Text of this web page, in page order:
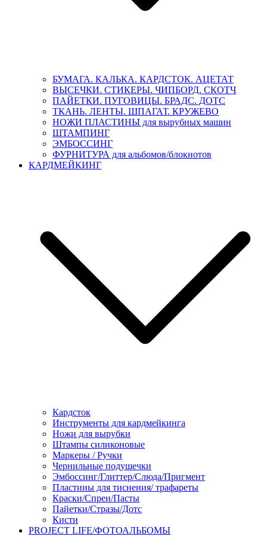
БУМАГА. КАЛЬКА. КАРДСТОК. АЦЕТАТ
ВЫСЕЧКИ. СТИКЕРЫ. ЧИПБОРД. СКОТЧ
ПАЙЕТКИ. ПУГОВИЦЫ. БРАДС. ДОТС
ТКАНЬ. ЛЕНТЫ. ШПАГАТ. КРУЖЕВО
НОЖИ ПЛАСТИНЫ для вырубных машин
ШТАМПИНГ
ЭМБОССИНГ
ФУРНИТУРА для альбомов/блокнотов
КАРДМЕЙКИНГ
Кардсток
Инструменты для кардмейкинга
Ножи для вырубки
Штампы силиконовые
Маркеры / Ручки
Чернильные подушечки
Эмбоссинг/Глиттер/Слюда/Пригмент
Пластины для тиснения/ трафареты
Краски/Спреи/Пасты
Пайетки/Стразы/Дотс
Кисти
PROJECT LIFE/ФОТОАЛЬБОМЫ